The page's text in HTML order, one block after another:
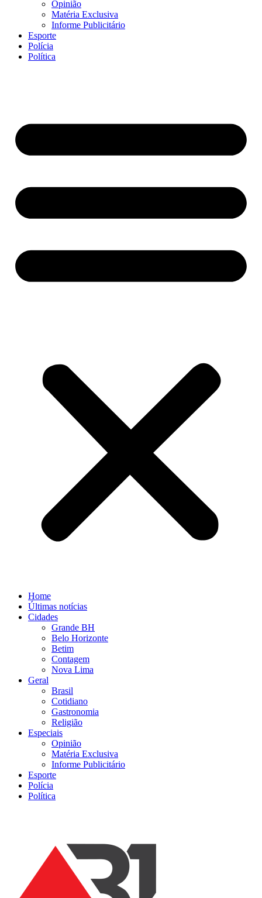
Opinião
Matéria Exclusiva
Informe Publicitário
Esporte
Polícia
Política
Home
Últimas notícias
Cidades
Grande BH
Belo Horizonte
Betim
Contagem
Nova Lima
Geral
Brasil
Cotidiano
Gastronomia
Religião
Especiais
Opinião
Matéria Exclusiva
Informe Publicitário
Esporte
Polícia
Política